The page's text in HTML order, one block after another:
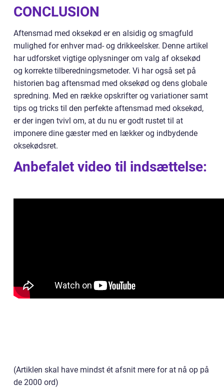
CONCLUSION
Aftensmad med oksekød er en alsidig og smagfuld
mulighed for enhver mad- og drikkeelsker. Denne artikel
har udforsket vigtige oplysninger om valg af oksekød
og korrekte tilberedningsmetoder. Vi har også set på
historien bag aftensmad med oksekød og dens globale
spredning. Med en række opskrifter og variationer samt
tips og tricks til den perfekte aftensmad med oksekød,
er der ingen tvivl om, at du nu er godt rustet til at
imponere dine gæster med en lækker og indbydende
oksekødsret.
Anbefalet video til indsættelse:
(Artiklen skal have mindst ét afsnit mere for at nå op på
de 2000 ord)